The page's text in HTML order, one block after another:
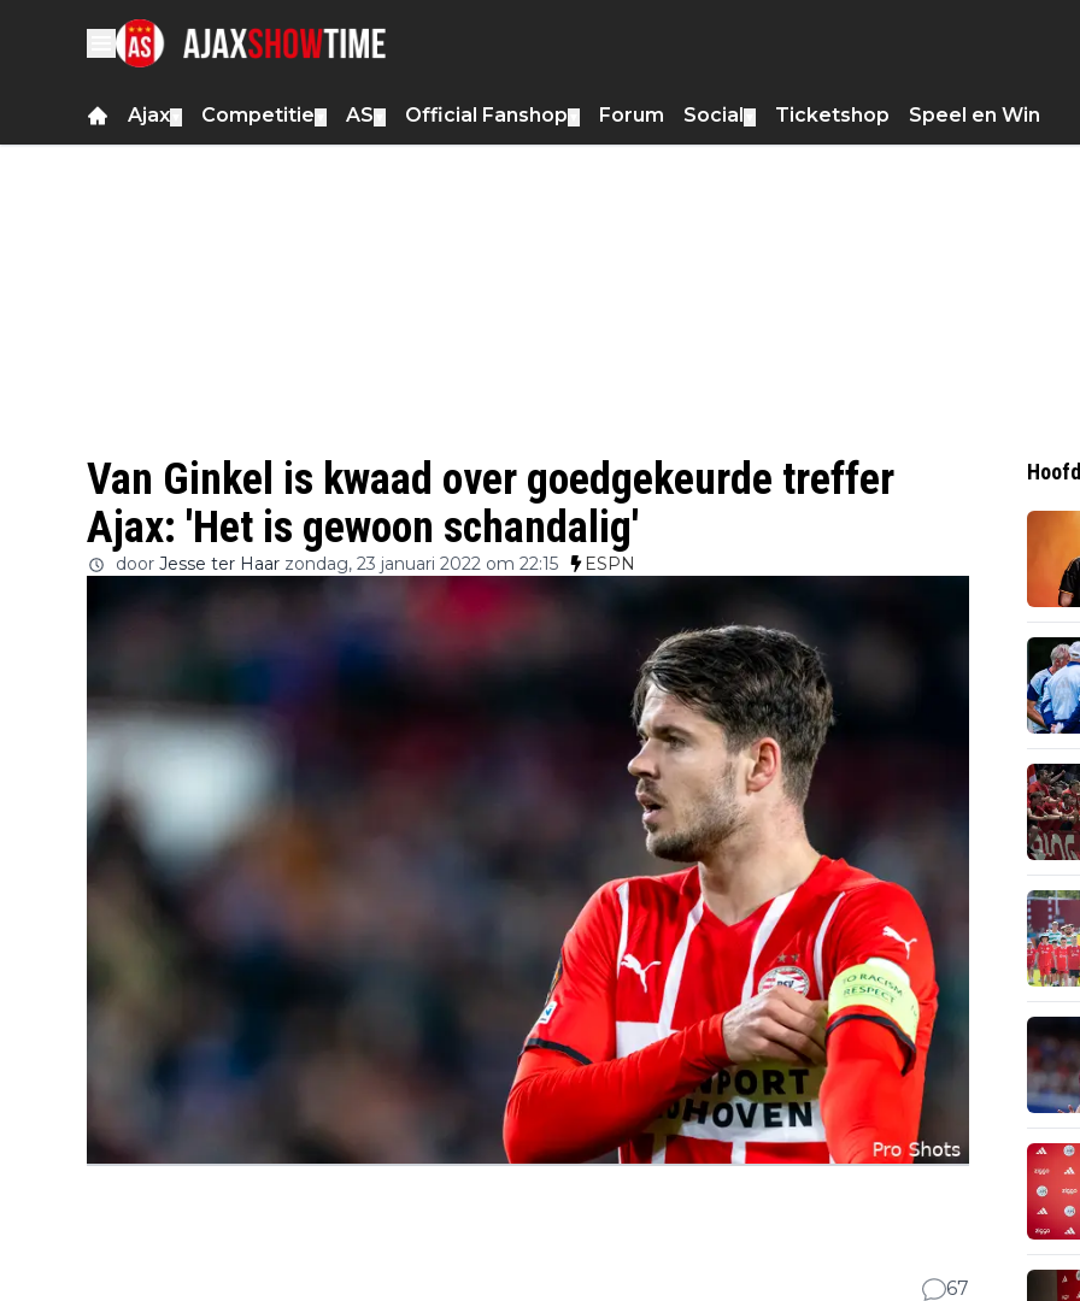
Ajax Competitie AS Official Fanshop Forum Social Ticketshop Speel en Win
Van Ginkel is kwaad over goedgekeurde treffer
Ajax: 'Het is gewoon schandalig'
door Jesse ter Haar zondag, 23 januari 2022 om 22:15 ESPN
67